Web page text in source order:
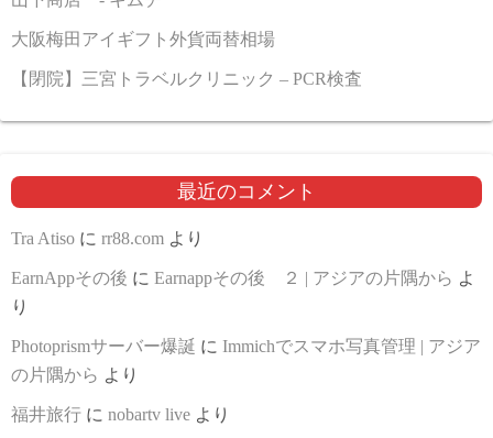
大阪梅田アイギフト外貨両替相場
【閉院】三宮トラベルクリニック – PCR検査
最近のコメント
Tra Atiso に rr88.com より
EarnAppその後 に Earnappその後 ２ | アジアの片隅から よ
り
Photoprismサーバー爆誕 に Immichでスマホ写真管理 | アジア
の片隅から より
福井旅行 に nobartv live より